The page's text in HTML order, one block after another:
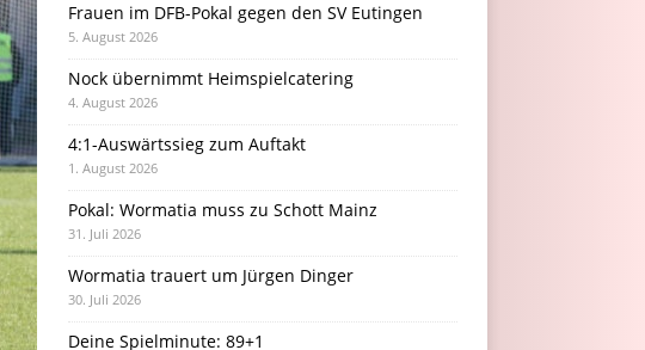
Frauen im DFB-Pokal gegen den SV Eutingen
5. August 2026
Nock übernimmt Heimspielcatering
4. August 2026
4:1-Auswärtssieg zum Auftakt
1. August 2026
Pokal: Wormatia muss zu Schott Mainz
31. Juli 2026
Wormatia trauert um Jürgen Dinger
30. Juli 2026
Deine Spielminute: 89+1